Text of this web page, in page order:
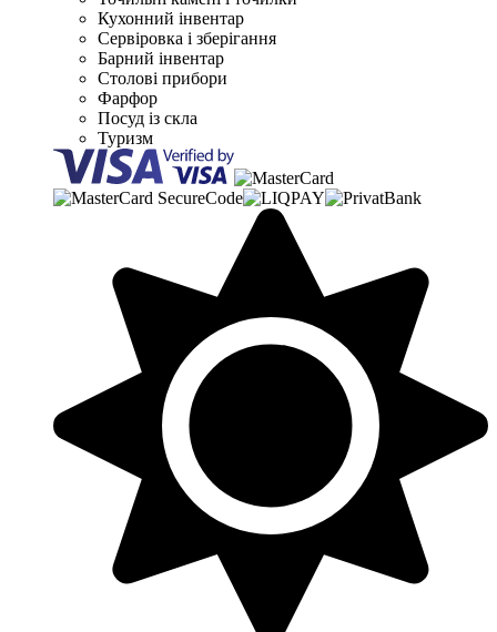
Кухонний інвентар
Сервіровка і зберігання
Барний інвентар
Столові прибори
Фарфор
Посуд із скла
Туризм